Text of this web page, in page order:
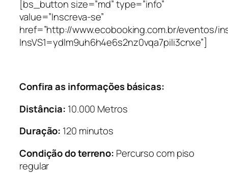
[bs_button size=”md” type=”info”
value=”Inscreva-se”
href=”http://www.ecobooking.com.br/eventos/
InsVS1=ydlm9uh6h4e6s2nz0vqa7pili3cnxe”]
Confira as informações básicas:
Distância: 10.000 Metros
Duração: 120 minutos
Condição do terreno: Percurso com piso
regular